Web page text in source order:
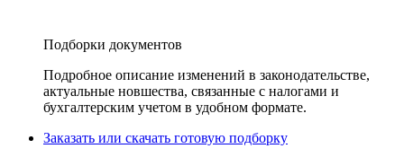
Подборки документов
Подробное описание изменений в законодательстве,
актуальные новшества, связанные с налогами и
бухгалтерским учетом в удобном формате.
Заказать или скачать готовую подборку